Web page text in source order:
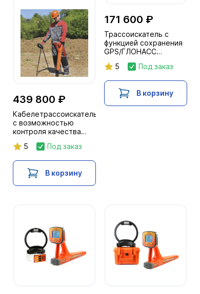
439 800 ₽
Кабелетрассоискатель
с возможностью
контроля качества
ТЭК-120ГАЗ-4Н"
5 Под заказ
В корзину
171 600 ₽
Трассоискатель с
функцией сохранения
GPS/ГЛОНАСС
АГ-309.15К"
5 Под заказ
В корзину